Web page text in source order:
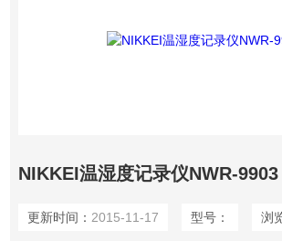
NIKKEI温湿度记录仪NWR-9903
更新时间： 2015-11-17 型号： 浏